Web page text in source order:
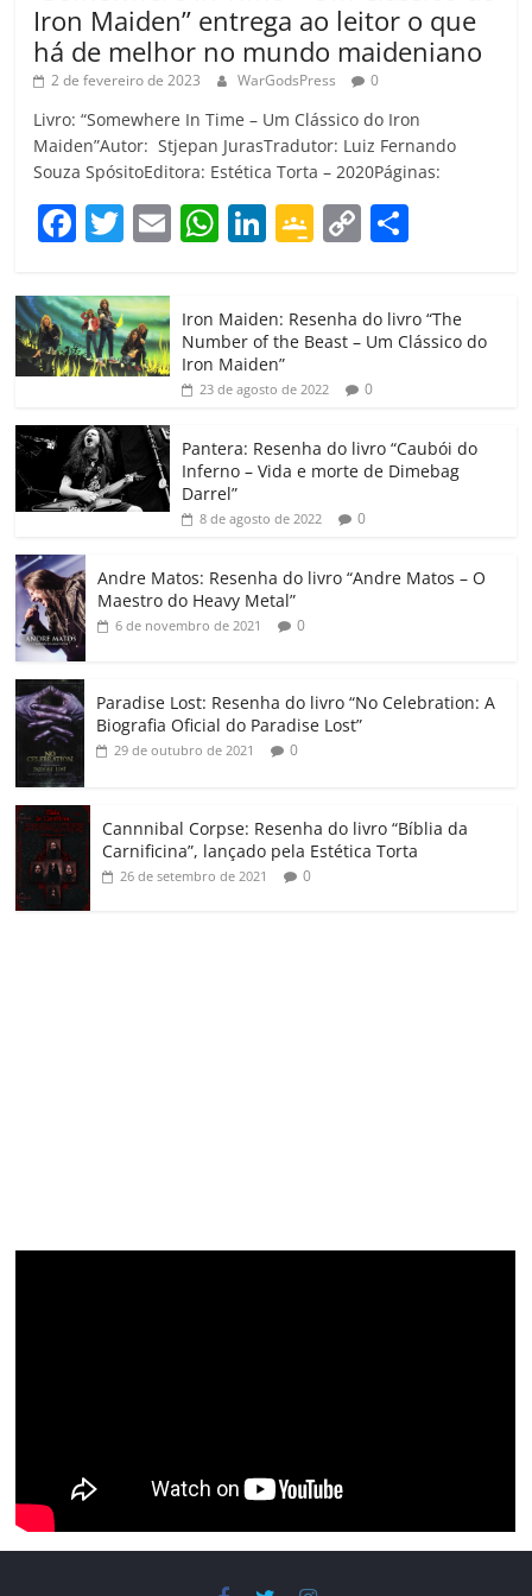
Iron Maiden” entrega ao leitor o que
há de melhor no mundo maideniano
2 de fevereiro de 2023 WarGodsPress 0
Livro: “Somewhere In Time – Um Clássico do Iron
Maiden”Autor: Stjepan JurasTradutor: Luiz Fernando
Souza SpósitoEditora: Estética Torta – 2020Páginas:
F
c
e
b
o
o
k
T
itt
er
E W
at
s
A
p
Li
e
dI
G
gl
e
Cl
a
ss
ro
o
C
p
y
Li
k
m
p
h
ar
Iron Maiden: Resenha do livro “The
Number of the Beast – Um Clássico do
Iron Maiden”
23 de agosto de 2022 0
Pantera: Resenha do livro “Caubói do
Inferno – Vida e morte de Dimebag
Darrel”
8 de agosto de 2022 0
Andre Matos: Resenha do livro “Andre Matos – O
Maestro do Heavy Metal”
6 de novembro de 2021 0
Paradise Lost: Resenha do livro “No Celebration: A
Biografia Oficial do Paradise Lost”
29 de outubro de 2021 0
Cannnibal Corpse: Resenha do livro “Bíblia da
Carnificina”, lançado pela Estética Torta
26 de setembro de 2021 0